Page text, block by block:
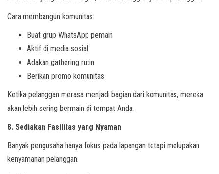
Cara membangun komunitas:
Buat grup WhatsApp pemain
Aktif di media sosial
Adakan gathering rutin
Berikan promo komunitas
Ketika pelanggan merasa menjadi bagian dari komunitas, mereka
akan lebih sering bermain di tempat Anda.
8. Sediakan Fasilitas yang Nyaman
Banyak pengusaha hanya fokus pada lapangan tetapi melupakan
kenyamanan pelanggan.